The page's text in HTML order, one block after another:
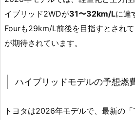
イブリッド2WDが31〜32km/Lに達
Fourも29km/L前後を目指すとされ
が期待されています。
ハイブリッドモデルの予想燃
トヨタは2026年モデルで、最新の